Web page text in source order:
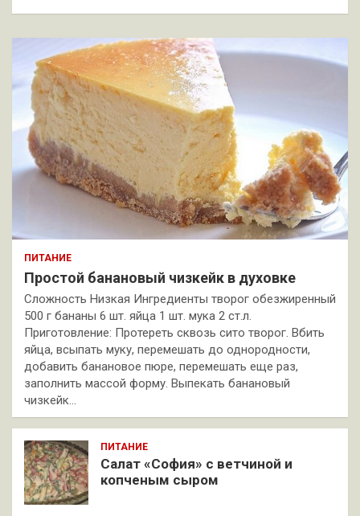
ПИТАНИЕ
Простой банановый чизкейк в духовке
Сложность Низкая Ингредиенты творог обезжиренный
500 г бананы 6 шт. яйца 1 шт. мука 2 ст.л.
Приготовление: Протереть сквозь сито творог. Вбить
яйца, всыпать муку, перемешать до однородности,
добавить банановое пюре, перемешать еще раз,
заполнить массой форму. Выпекать банановый
чизкейк…
ПИТАНИЕ
Салат «София» с ветчиной и
копченым сыром